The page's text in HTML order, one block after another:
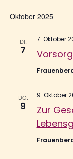
Oktober 2025
DI.
7
7. Oktober
DO.
9
Zur
9. Oktober